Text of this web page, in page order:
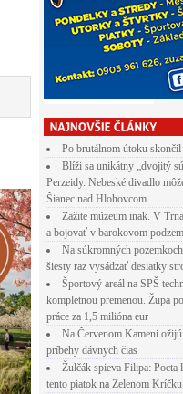
Po brutálnom útoku
Blíži sa unikátny „dvojitý
Perzeidy. Nebeské divadlo
Šianec nad Hlohovcom
Zažite múzeum inak. V
a bojovať v barokovom
Na súkromných
šiesty raz vysádzať desiatky
Športový areál na SPŠ
kompletnou premenou. Župa
práce za 1,5 milióna eur
Na Červenom Kameni
príbehy dávnych čias
Žulčák spieva Filipa: Pocta
tento piatok na Zelenom Kríčku